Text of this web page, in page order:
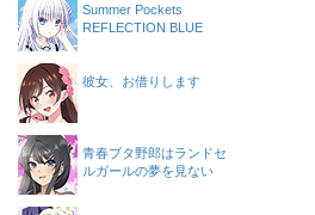
Summer Pockets
REFLECTION BLUE
彼女、お借りします
青春ブタ野郎はランドセ
ルガールの夢を見ない